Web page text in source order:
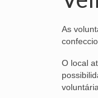
As
O local